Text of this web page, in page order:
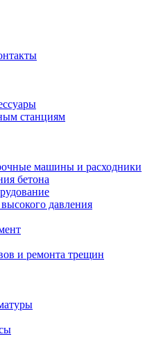
станциям
машины и расходники
бетона
давления
и ремонта трещин